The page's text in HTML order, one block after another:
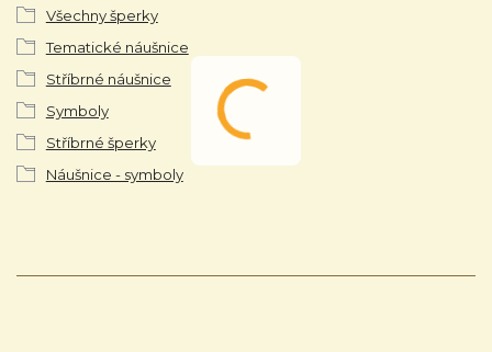
Všechny šperky
Tematické náušnice
Stříbrné náušnice
Symboly
Stříbrné šperky
Náušnice - symboly